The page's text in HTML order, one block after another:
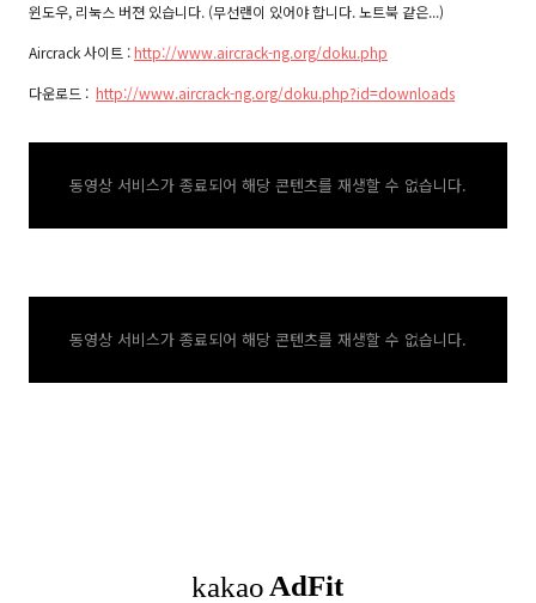
윈도우, 리눅스 버젼 있습니다. (무선랜이 있어야 합니다. 노트북 같은...)
Aircrack 사이트 :http://www.aircrack-ng.org/doku.php
다운로드 : http://www.aircrack-ng.org/doku.php?id=downloads
동영상 서비스가 종료되어 해당 콘텐츠를 재생할 수 없습니다.
동영상 서비스가 종료되어 해당 콘텐츠를 재생할 수 없습니다.